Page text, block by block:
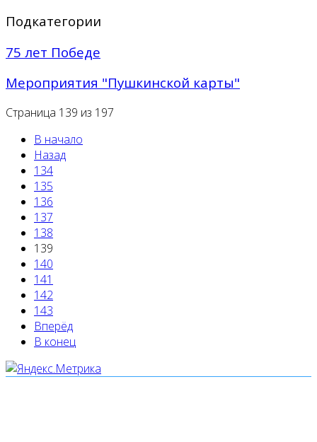
Подкатегории
75 лет Победе
Мероприятия "Пушкинской карты"
Страница 139 из 197
В начало
Назад
134
135
136
137
138
139
140
141
142
143
Вперёд
В конец